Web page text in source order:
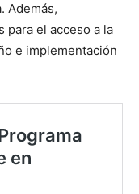
Además,
para el acceso a la
e implementación